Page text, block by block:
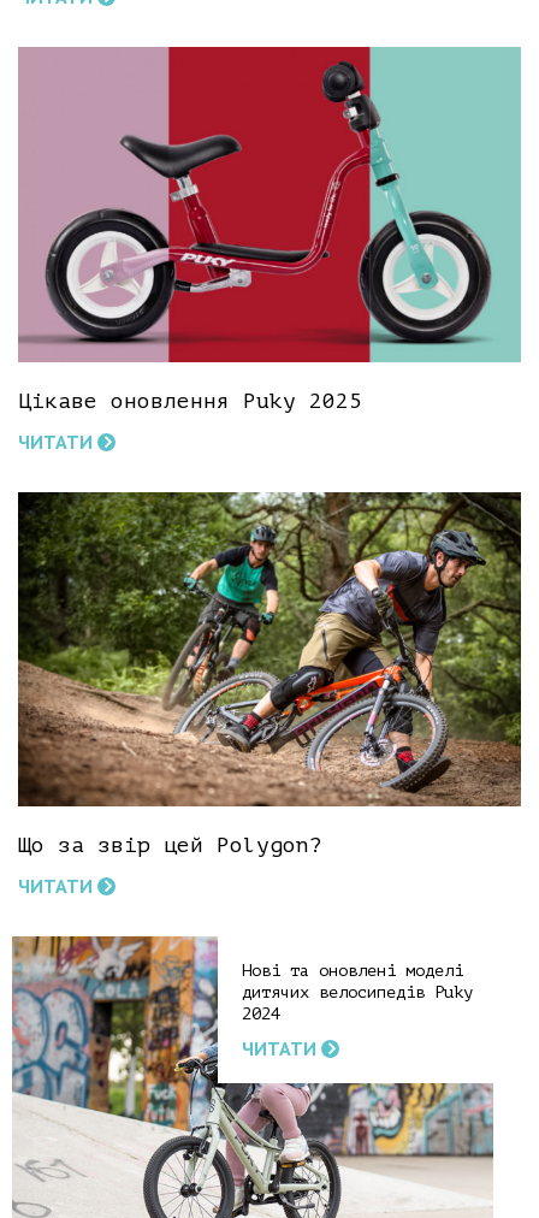
Цікаве оновлення Puky 2025
ЧИТАТИ
Що за звір цей Polygon?
ЧИТАТИ
Нові та оновлені моделі
дитячих велосипедів Puky
2024
ЧИТАТИ